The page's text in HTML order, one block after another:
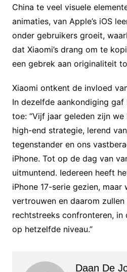
China te veel visuele
animaties, van Apple’s iOS
onder gebruikers groeit,
dat Xiaomi’s drang om te
een gebrek aan originaliteit
Xiaomi ontkent de invloed
In dezelfde aankondiging gaf
toe: “Vijf jaar geleden zijn
high-end strategie, lerend
tegenstander en ons
iPhone. Tot op de dag van
uitmuntend. Iedereen heeft
iPhone 17-serie gezien, maar
vertrouwen en daarom zullen
rechtstreeks confronteren, in
op hetzelfde niveau.”
Daan De